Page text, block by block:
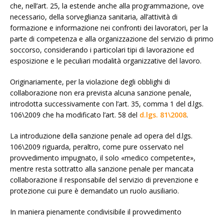
che, nell’art. 25, la estende anche alla programmazione, ove
necessario, della sorveglianza sanitaria, all’attività di
formazione e informazione nei confronti dei lavoratori, per la
parte di competenza e alla organizzazione del servizio di primo
soccorso, considerando i particolari tipi di lavorazione ed
esposizione e le peculiari modalità organizzative del lavoro.
Originariamente, per la violazione degli obblighi di
collaborazione non era prevista alcuna sanzione penale,
introdotta successivamente con l’art. 35, comma 1 del d.lgs.
106\2009 che ha modificato l’art. 58 del d.lgs. 81\2008.
La introduzione della sanzione penale ad opera del d.lgs.
106\2009 riguarda, peraltro, come pure osservato nel
provvedimento impugnato, il solo «medico competente»,
mentre resta sottratto alla sanzione penale per mancata
collaborazione il responsabile del servizio di prevenzione e
protezione cui pure è demandato un ruolo ausiliario.
In maniera pienamente condivisibile il provvedimento